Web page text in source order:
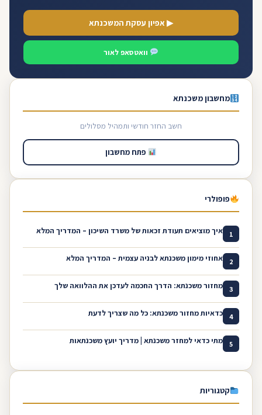
▶ אפיון עסקת המשכנתא
וואטסאפ לאור
מחשבון משכנתא
חשב החזר חודשי ותמהיל מסלולים
פתח מחשבון
פופולרי
1 איך מוציאים תעודת זכאות של משרד השיכון – המדריך המלא
2 אחוזי מימון משכנתא לבניה עצמית – המדריך המלא
3 מחזור משכנתא: הדרך החכמה לעדכן את ההלוואה שלך
4 כדאיות מחזור משכנתא: כל מה שצריך לדעת
5 מתי כדאי למחזר משכנתא | מדריך יועץ משכנתאות
קטגוריות